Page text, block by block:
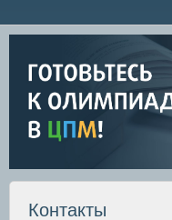
Контакты